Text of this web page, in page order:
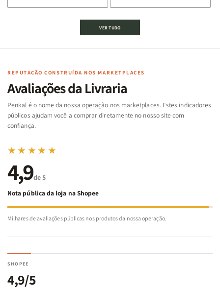
de
Cartas
Famílias
Bíblia
-
Penkal
de
Jogo
Cartas
Famílias
da
Bíblia
-
Penkal
de
Jogo
|
de
de
|
VER TUDO
REPUTAÇÃO CONSTRUÍDA NOS MARKETPLACES
Avaliações da Livraria
Penkal é o nome da nossa operação nos marketplaces. Estes indicadores
públicos ajudam você a comprar diretamente no nosso site com
confiança.
★★★★★
4,9de 5
Nota pública da loja na Shopee
Milhares de avaliações públicas nos produtos da nossa operação.
SHOPEE
4,9/5